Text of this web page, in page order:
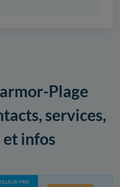
Plage
services,
et infos